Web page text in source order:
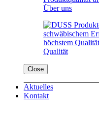
Über uns
Qualität
Close
Aktuelles
Kontakt